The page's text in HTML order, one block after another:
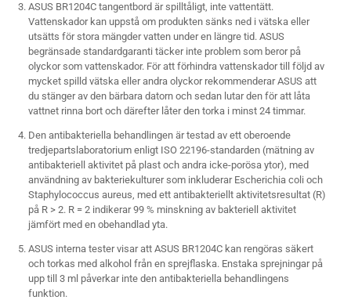
ASUS BR1204C tangentbord är spilltåligt, inte vattentätt.
Vattenskador kan uppstå om produkten sänks ned i vätska eller
utsätts för stora mängder vatten under en längre tid. ASUS
begränsade standardgaranti täcker inte problem som beror på
olyckor som vattenskador. För att förhindra vattenskador till följd av
mycket spilld vätska eller andra olyckor rekommenderar ASUS att
du stänger av den bärbara datorn och sedan lutar den för att låta
vattnet rinna bort och därefter låter den torka i minst 24 timmar.
Den antibakteriella behandlingen är testad av ett oberoende
tredjepartslaboratorium enligt ISO 22196-standarden (mätning av
antibakteriell aktivitet på plast och andra icke-porösa ytor), med
användning av bakteriekulturer som inkluderar Escherichia coli och
Staphylococcus aureus, med ett antibakteriellt aktivitetsresultat (R)
på R > 2. R = 2 indikerar 99 % minskning av bakteriell aktivitet
jämfört med en obehandlad yta.
ASUS interna tester visar att ASUS BR1204C kan rengöras säkert
och torkas med alkohol från en sprejflaska. Enstaka sprejningar på
upp till 3 ml påverkar inte den antibakteriella behandlingens
funktion.